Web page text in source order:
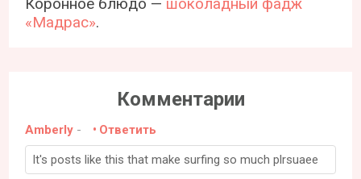
Коронное блюдо — шоколадный фадж
«Мадрас».
Комментарии
Amberly - Ответить
It's posts like this that make surfing so much plrsuaee